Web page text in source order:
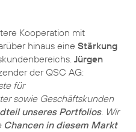
Kooperation mit
hinaus eine Stärkung
Jürgen
der QSC AG:
für
sowie Geschäftskunden
unseres Portfolios. Wir
Chancen in diesem Markt